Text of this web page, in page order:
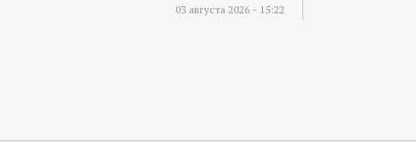
03 августа 2026 - 15:22